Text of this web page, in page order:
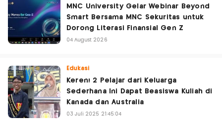
MNC University Gelar Webinar Beyond
Smart Bersama MNC Sekuritas untuk
Dorong Literasi Finansial Gen Z
04 August 2026
Edukasi
Keren! 2 Pelajar dari Keluarga
Sederhana Ini Dapat Beasiswa Kuliah di
Kanada dan Australia
03 Juli 2025 21:45:04